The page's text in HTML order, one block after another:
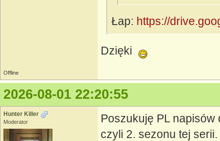
Łap: https://
Dzięki
Offline
2026-08-01 22:20:55
Hunter Killer
Moderator
Poszukuję PL
czyli 2. sezonu tej